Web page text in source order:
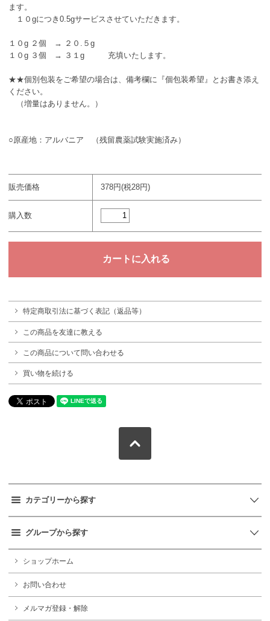
ます。
１０gにつき0.5gサービスさせていただきます。
１０g ２個 → ２０.５g
１０g ３個 → ３１g 充填いたします。
★★個別包装をご希望の場合は、備考欄に『個包装希望』とお書き添え
ください。
（増量はありません。）
○原産地：アルバニア （残留農薬試験実施済み）
販売価格 378円(税28円)
購入数
特定商取引法に基づく表記（返品等）
この商品を友達に教える
この商品について問い合わせる
買い物を続ける
カテゴリーから探す
グループから探す
ショップホーム
お問い合わせ
メルマガ登録・解除